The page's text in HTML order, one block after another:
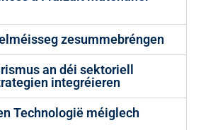
zesummebréngen
an déi sektoriell
integréieren
Technologië méiglech